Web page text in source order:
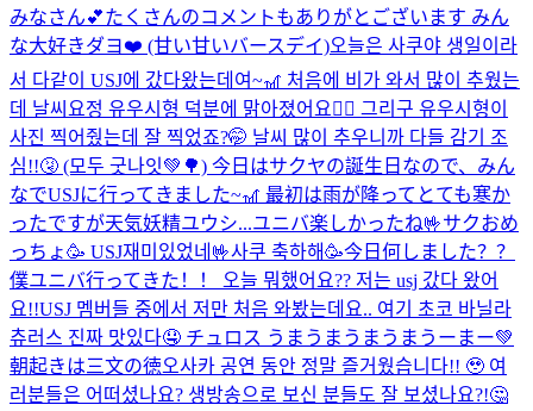
みなさん💕たくさんのコメントもありがとございます みん
な大好きダヨ❤️ (甘い甘いバースデイ)오늘은 사쿠야 생일이라
서 다같이 USJ에 갔다왔는데여~🎢 처음에 비가 와서 많이 추웠는
데 날씨요정 유우시형 덕분에 맑아졌어요🧚‍♂️ 그리구 유우시형이
사진 찍어줬는데 잘 찍었죠?🤭 날씨 많이 추우니까 다들 감기 조
심!!🤧 (모두 굿나잇💚🌳) 今日はサクヤの誕生日なので、みん
なでUSJに行ってきました~🎢 最初は雨が降ってとても寒か
ったですが天気妖精ユウシ...ユニバ楽しかったね🤟サクおめ
っちょ🥳 USJ재미있었네🤟사쿠 축하해🥳今日何しました？？
僕ユニバ行ってきた！！ 오늘 뭐했어요?? 저는 usj 갔다 왔어
요!!USJ 멤버들 중에서 저만 처음 와봤는데요.. 여기 초코 바닐라
츄러스 진짜 맛있다🤤 チュロス うまうまうまうまうーまー💚
朝起きは三文の徳오사카 공연 동안 정말 즐거웠습니다!! 🥹 여
러분들은 어떠셨나요? 생방송으로 보신 분들도 잘 보셨나요?!🤔